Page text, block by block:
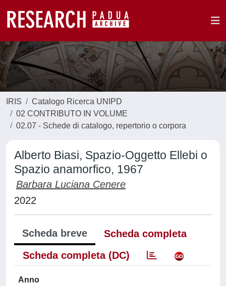
IRIS
Catalogo Ricerca UNIPD
02 CONTRIBUTO IN VOLUME
02.07 - Schede di catalogo, repertorio o corpora
Alberto Biasi, Spazio-Oggetto Ellebi o
Spazio anamorfico, 1967
Barbara Luciana Cenere
2022
Scheda breve
Scheda completa
Scheda completa (DC)
Anno